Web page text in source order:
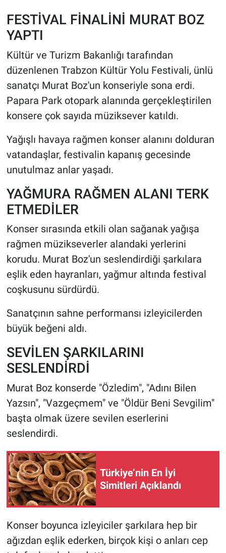
FESTİVAL FİNALİNİ MURAT BOZ
YAPTI
Kültür ve Turizm Bakanlığı tarafından
düzenlenen Trabzon Kültür Yolu Festivali, ünlü
sanatçı Murat Boz'un konseriyle sona erdi.
Papara Park otopark alanında gerçekleştirilen
konsere çok sayıda müziksever katıldı.
Yağışlı havaya rağmen konser alanını dolduran
vatandaşlar, festivalin kapanış gecesinde
unutulmaz anlar yaşadı.
YAĞMURA RAĞMEN ALANI TERK
ETMEDİLER
Konser sırasında etkili olan sağanak yağışa
rağmen müzikseverler alandaki yerlerini
korudu. Murat Boz'un seslendirdiği şarkılara
eşlik eden hayranları, yağmur altında festival
coşkusunu sürdürdü.
Sanatçının sahne performansı izleyicilerden
büyük beğeni aldı.
SEVİLEN ŞARKILARINI
SESLENDİRDİ
Murat Boz konserde "Özledim", "Adını Bilen
Yazsın", "Vazgeçmem" ve "Öldür Beni Sevgilim"
başta olmak üzere sevilen eserlerini
seslendirdi.
Türkiye’nin En İyi
Simitleri Açıklandı
Konser boyunca izleyiciler şarkılara hep bir
ağızdan eşlik ederken, birçok kişi o anları cep
HABERDE İNSAN
POLİTİKA
SPOR
MAGAZİN
Bilim, Teknoloji